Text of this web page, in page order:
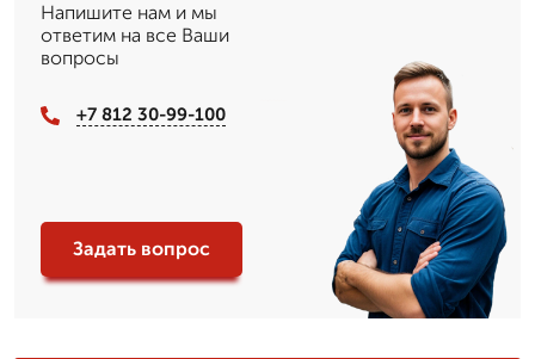
Напишите нам и мы
ответим на все Ваши
вопросы
+7 812 30-99-100
Задать вопрос